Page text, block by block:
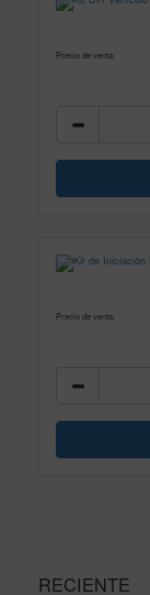
Precio de venta:
Precio de venta:
RECIENTE